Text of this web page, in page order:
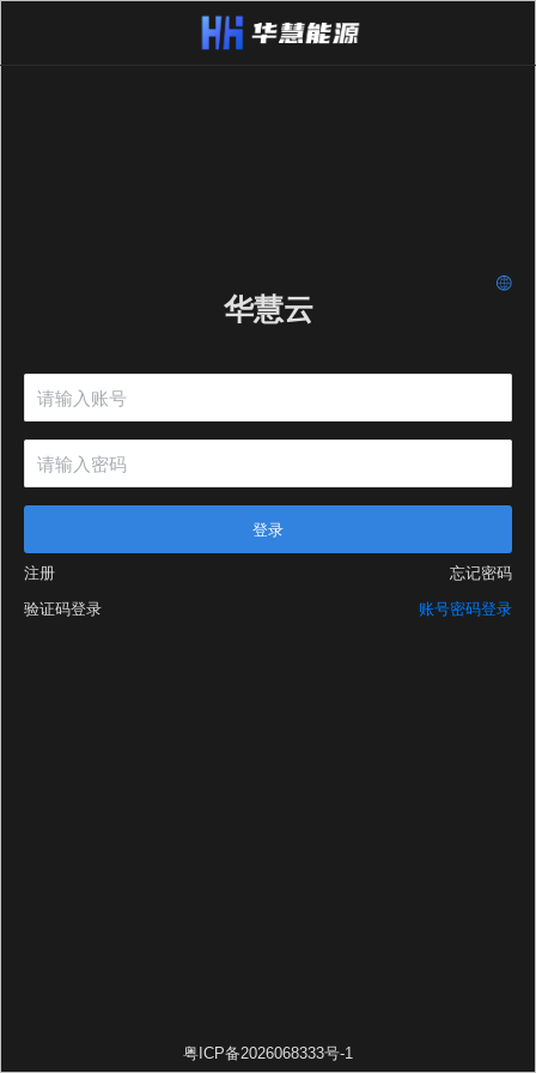
华慧云
登录
注册
忘记密码
验证码登录
账号密码登录
粤ICP备2026068333号-1